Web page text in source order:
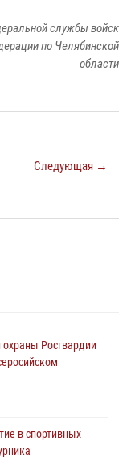
службы войск
по Челябинской
области
Следующая →
охраны Росгвардии
в спортивных